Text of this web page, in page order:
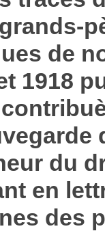
de
1918
du
en
des